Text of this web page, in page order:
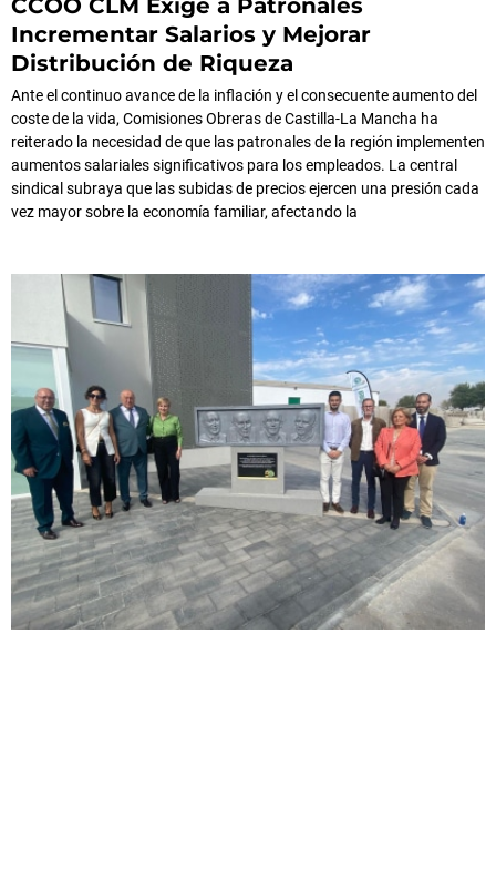
Incrementar Salarios y Mejorar
Distribución de Riqueza
Ante el continuo avance de la inflación y el consecuente aumento del
coste de la vida, Comisiones Obreras de Castilla-La Mancha ha
reiterado la necesidad de que las patronales de la región implementen
aumentos salariales significativos para los empleados. La central
sindical subraya que las subidas de precios ejercen una presión cada
vez mayor sobre la economía familiar, afectando la